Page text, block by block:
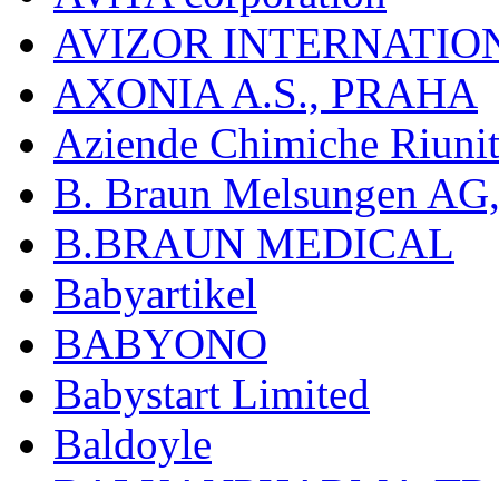
AVIZOR
AXONIA A.S., PRAHA
Aziende Chimiche
B. Braun Melsungen
B.BRAUN MEDICAL
Babyartikel
BABYONO
Babystart Limited
Baldoyle